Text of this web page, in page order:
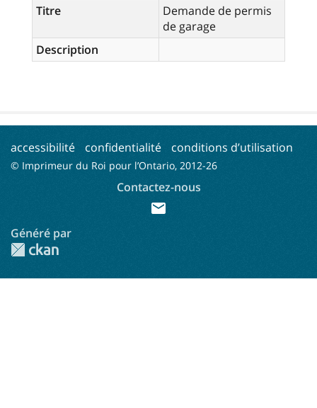
Titre
Demande de permis
de garage
Description
accessibilité confidentialité conditions d’utilisation
© Imprimeur du Roi pour l’Ontario, 2012-26
Contactez-nous
mail
Généré par